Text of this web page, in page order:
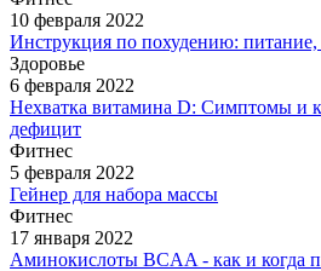
10 февраля 2022
Инструкция по похудению: питание,
Здоровье
6 февраля 2022
Нехватка витамина D: Симптомы и
дефицит
Фитнес
5 февраля 2022
Гейнер для набора массы
Фитнес
17 января 2022
Аминокислоты BCAA - как и когда